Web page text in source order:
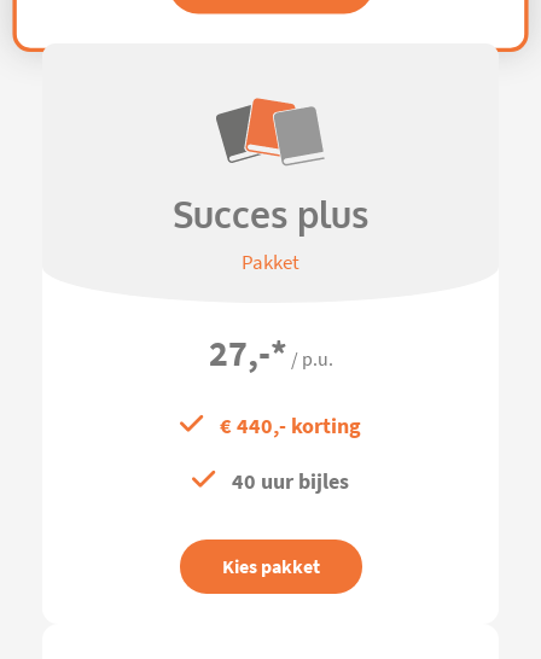
Succes plus
Pakket
27,-* / p.u.
€ 440,- korting
40 uur bijles
Kies pakket